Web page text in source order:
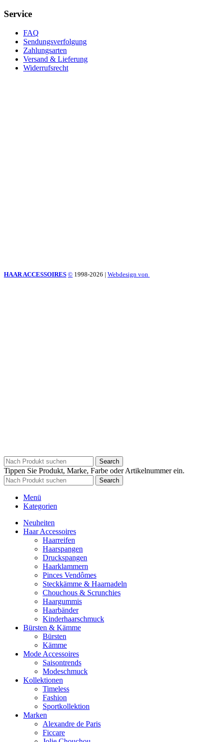
Service
FAQ
Sendungsverfolgung
Zahlungsarten
Versand & Lieferung
Widerrufsrecht
HAAR ACCESSOIRES © 1998-2026 | Webdesign von
Search
Tippen Sie Produkt, Marke, Farbe oder Artikelnummer ein.
Search
Menü
Kategorien
Neuheiten
Haar Accessoires
Haarreifen
Haarspangen
Druckspangen
Haarklammern
Pinces Vendômes
Steckkämme & Haarnadeln
Chouchous & Scrunchies
Haargummis
Haarbänder
Kinderhaarschmuck
Bürsten & Kämme
Bürsten
Kämme
Mode Accessoires
Saisontrends
Modeschmuck
Kollektionen
Timeless
Fashion
Sportkollektion
Marken
Alexandre de Paris
Ficcare